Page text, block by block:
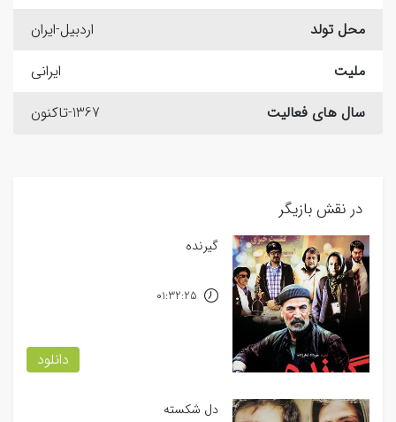
محل تولد
اردبیل-ایران
ملیت
ایرانی
سال های فعالیت
1367-تاکنون
در نقش بازیگر
گیرنده
دانلود
01:32:25
دل شکسته